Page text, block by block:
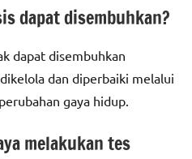
dapat disembuhkan?
dapat disembuhkan
dan diperbaiki melalui
gaya hidup.
melakukan tes